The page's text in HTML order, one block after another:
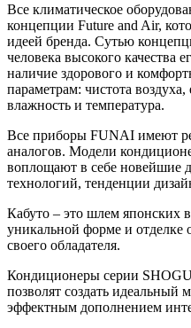
Все климатическое
концепции Future and Air,
идеей бренда. Сутью
человека высокого качества
наличие здорового и
параметрам: чистота
влажность и температура.
Все приборы FUNAI имеют
аналогов. Модели
воплощают в себе новейшие
технологий, тенденции
Кабуто – это шлем японских
уникальной форме и отделке
своего обладателя.
Кондиционеры серии
позволят создать идеальный
эффектным дополнением